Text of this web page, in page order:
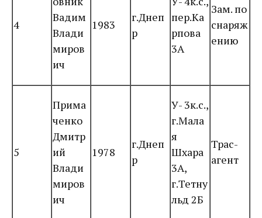
4
Вадим
Влади
миров
ич
1983
г.Днеп
р
пер.Ка
рпова
3А
Зам. по
снаряж
ению
5
Прима
ченко
Дмитр
ий
Влади
миров
ич
1978
г.Днеп
р
У- 3к.с.,
г.Мала
я
Шхара
3А,
г.Тетну
льд 2Б
Трас-
агент